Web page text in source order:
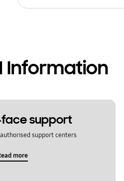
Information
support
support centers
more